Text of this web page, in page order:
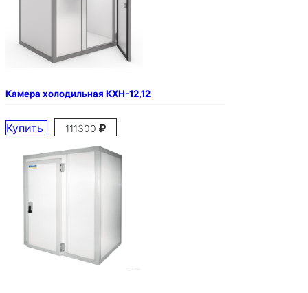
Камера холодильная КХН-12,12
Купить 111300